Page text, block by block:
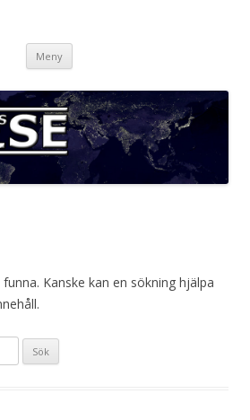
Meny
Kanske kan en sökning hjälpa